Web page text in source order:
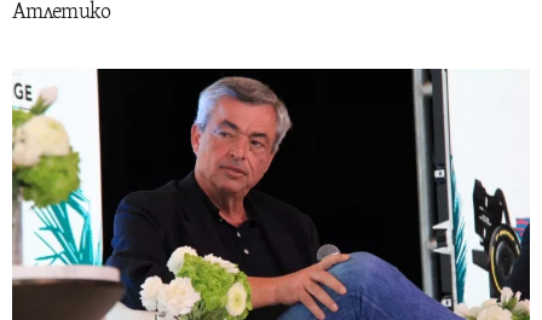
Атлетико